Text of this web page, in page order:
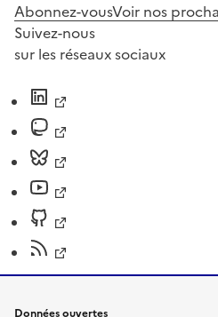
Abonnez-vousVoir nos
Suivez-nous
sur les réseaux sociaux